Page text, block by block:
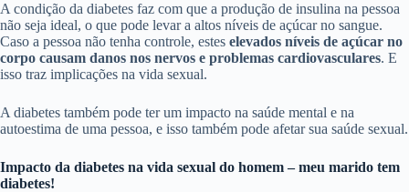
A condição da diabetes faz com que a produção de insulina na pessoa
não seja ideal, o que pode levar a altos níveis de açúcar no sangue.
Caso a pessoa não tenha controle, estes elevados níveis de açúcar no
corpo causam danos nos nervos e problemas cardiovasculares. E
isso traz implicações na vida sexual.
A diabetes também pode ter um impacto na saúde mental e na
autoestima de uma pessoa, e isso também pode afetar sua saúde sexual.
Impacto da diabetes na vida sexual do homem – meu marido tem
diabetes!